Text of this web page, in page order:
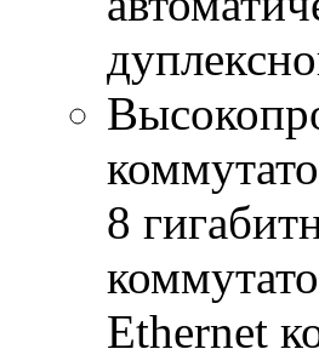
8
Ethernet